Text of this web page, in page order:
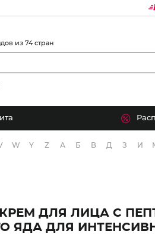
из 74 стран
W Y Z А Б В Д З И
ДЛЯ ЛИЦА С
ЯДА ДЛЯ